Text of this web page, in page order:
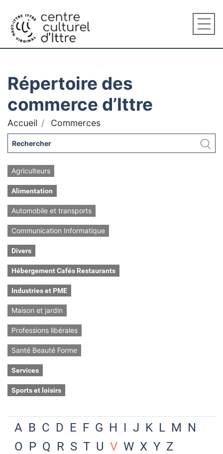
Répertoire des
commerce d’Ittre
Accueil Commerces
Agriculteurs
Alimentation
Automobile et transports
Communication Informatique
Divers
Hébergement Cafés Restaurants
Industries et PME
Maison et jardin
Professions libérales
Santé Beauté Forme
Services
Sports et loisirs
A B C D E F G H I J K L M N
O P Q R S T U V W X Y Z